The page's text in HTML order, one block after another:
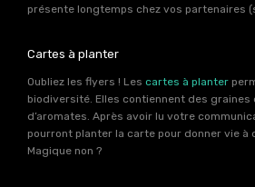
présente longtemps chez vos partenaires
Cartes à planter
Oubliez les flyers ! Les cartes à planter
biodiversité. Elles contiennent des graines
d’aromates. Après avoir lu votre
pourront planter la carte pour donner vie à
Magique non ?